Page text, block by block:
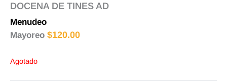
DOCENA DE TINES AD
Menudeo
Mayoreo $120.00
Agotado